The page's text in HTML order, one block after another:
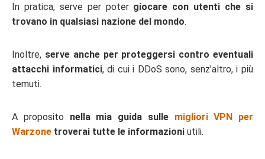
In pratica, serve per poter giocare con utenti che si
trovano in qualsiasi nazione del mondo.
Inoltre, serve anche per proteggersi contro eventuali
attacchi informatici, di cui i DDoS sono, senz’altro, i più
temuti.
A proposito nella mia guida sulle migliori VPN per
Warzone troverai tutte le informazioni utili.